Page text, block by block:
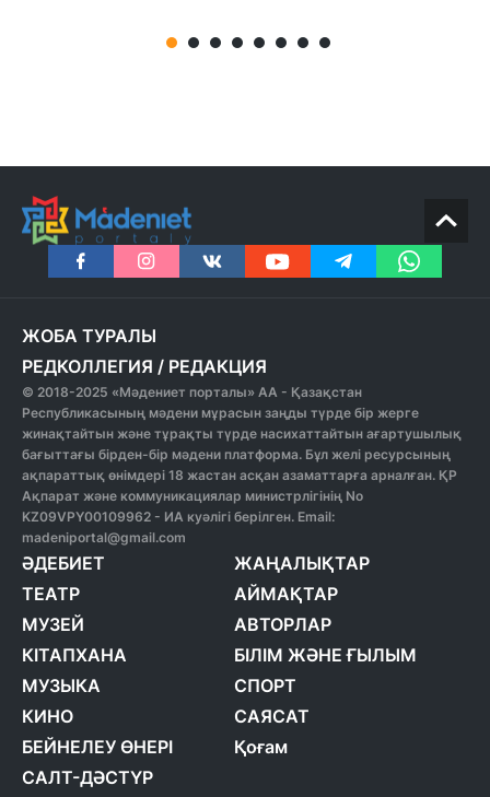
ЖОБА ТУРАЛЫ
РЕДКОЛЛЕГИЯ / РЕДАКЦИЯ
© 2018-2025 «Мәдениет порталы» АА - Қазақстан
Республикасының мәдени мұрасын заңды түрде бір жерге
жинақтайтын және тұрақты түрде насихаттайтын ағартушылық
бағыттағы бірден-бір мәдени платформа. Бұл желі ресурсының
ақпараттық өнімдері 18 жастан асқан азаматтарға арналған. ҚР
Ақпарат және коммуникациялар министрлігінің No
KZ09VPY00109962 - ИА куәлігі берілген. Email:
madeniportal@gmail.com
ӘДЕБИЕТ
ТЕАТР
МУЗЕЙ
КІТАПХАНА
МУЗЫКА
КИНО
БЕЙНЕЛЕУ ӨНЕРІ
САЛТ-ДӘСТҮР
ЖАҢАЛЫҚТАР
АЙМАҚТАР
АВТОРЛАР
БІЛІМ ЖӘНЕ ҒЫЛЫМ
СПОРТ
САЯСАТ
Қоғам